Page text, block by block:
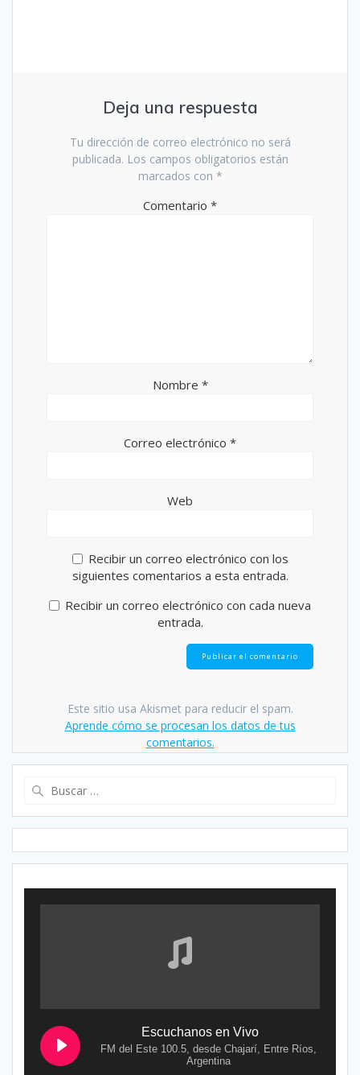
Deja una respuesta
Tu dirección de correo electrónico no será
publicada. Los campos obligatorios están
marcados con *
Comentario *
Nombre *
Correo electrónico *
Web
Recibir un correo electrónico con los
siguientes comentarios a esta entrada.
Recibir un correo electrónico con cada nueva
entrada.
Este sitio usa Akismet para reducir el spam.
Aprende cómo se procesan los datos de tus
comentarios.
Escuchanos en Vivo
FM del Este 100.5, desde Chajarí, Entre Ríos,
Argentina